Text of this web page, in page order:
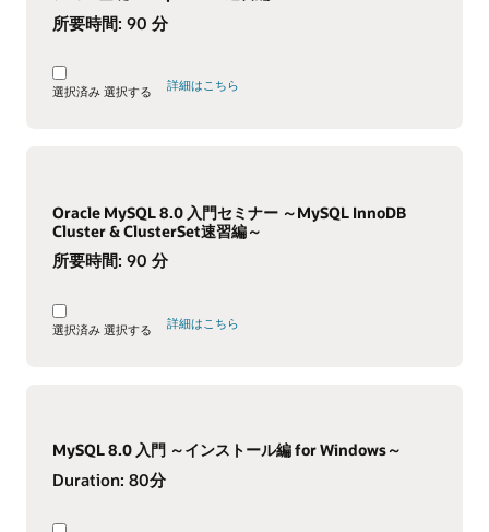
所要時間: 90 分
選択済み 選択する 詳細はこちら
Oracle MySQL 8.0 入門セミナー ～MySQL InnoDB
Cluster & ClusterSet速習編～
所要時間: 90 分
選択済み 選択する 詳細はこちら
MySQL 8.0 入門 ～インストール編 for Windows～
Duration: 80分